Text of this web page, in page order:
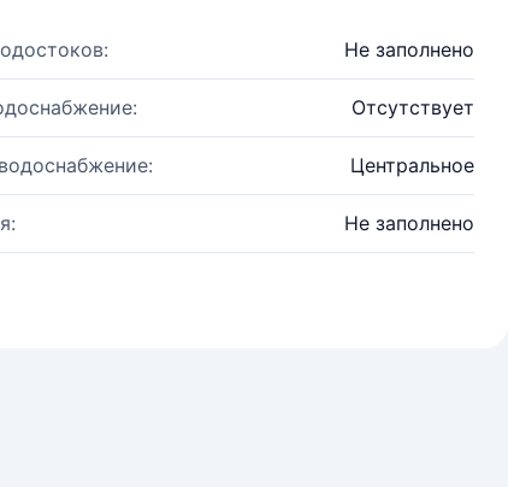
Не заполнено
Отсутствует
Центральное
Не заполнено